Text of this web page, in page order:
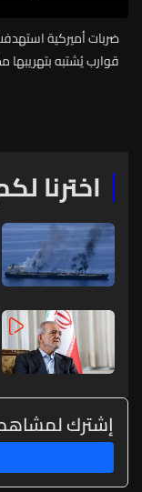
ضربات أميركية
قوارب يُشتبه بتهريبها
اخترنا
إشترك